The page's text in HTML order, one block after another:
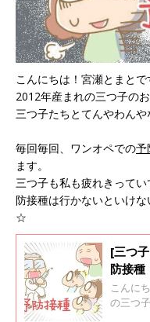
こんにちは！宮瀬とまとで
2012年産まれの三つ子の
三つ子たちとてんやわん
毎回毎回、ワンオペでの予
ます。
三つ子も私も疲れきって
防接種は行かないといけ
☆
[三つ
防接種
こんに
の三つ